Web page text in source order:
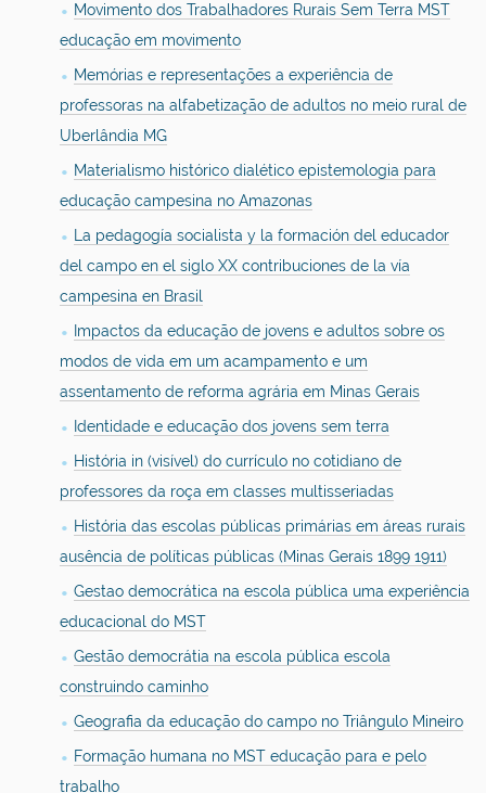
Movimento dos Trabalhadores Rurais Sem Terra MST
educação em movimento
Memórias e representações a experiência de
professoras na alfabetização de adultos no meio rural de
Uberlândia MG
Materialismo histórico dialético epistemologia para
educação campesina no Amazonas
La pedagogía socialista y la formación del educador
del campo en el siglo XX contribuciones de la vía
campesina en Brasil
Impactos da educação de jovens e adultos sobre os
modos de vida em um acampamento e um
assentamento de reforma agrária em Minas Gerais
Identidade e educação dos jovens sem terra
História in (visível) do currículo no cotidiano de
professores da roça em classes multisseriadas
História das escolas públicas primárias em áreas rurais
ausência de políticas públicas (Minas Gerais 1899 1911)
Gestao democrática na escola pública uma experiência
educacional do MST
Gestão democrátia na escola pública escola
construindo caminho
Geografia da educação do campo no Triângulo Mineiro
Formação humana no MST educação para e pelo
trabalho